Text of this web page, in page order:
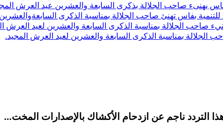
بفاس يهنىء صاحب الجلالة بذكرى السابعة والعشرين عيد العرش
بفاس تهنئ صاحب الجلالة بمناسبة الذكرى
الجلالة بمناسبة الذكرى السابعة والعشرين لعيد العرش
بمناسبة الذكرى السابعة والعشرين لعيد العرش المجيد.
التردد ناجم عن ازدحام الأكشاك بالإصدارات المخت...